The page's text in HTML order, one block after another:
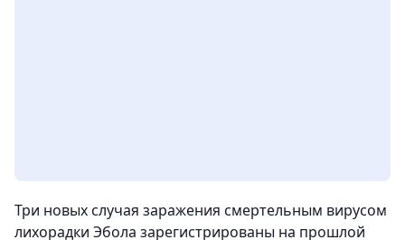
Три новых случая заражения смертельным вирусом
лихорадки Эбола зарегистрированы на прошлой